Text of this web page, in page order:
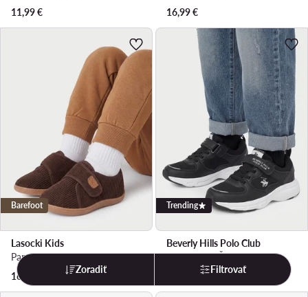
11,99€
16,99€
Barefoot
Lasocki Kids
Papuče · Hnedá
16,99
Trending
Beverly Hills Polo Club
Sneakersy · Čierna
Zoradiť Filtrovať